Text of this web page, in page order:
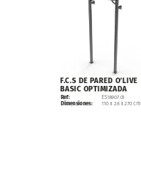
F.C.S DE PARED O’LIVE
BASIC OPTIMIZADA
Ref:
Dimensiones:
ES18907.01
110 x 28 x 270 cm